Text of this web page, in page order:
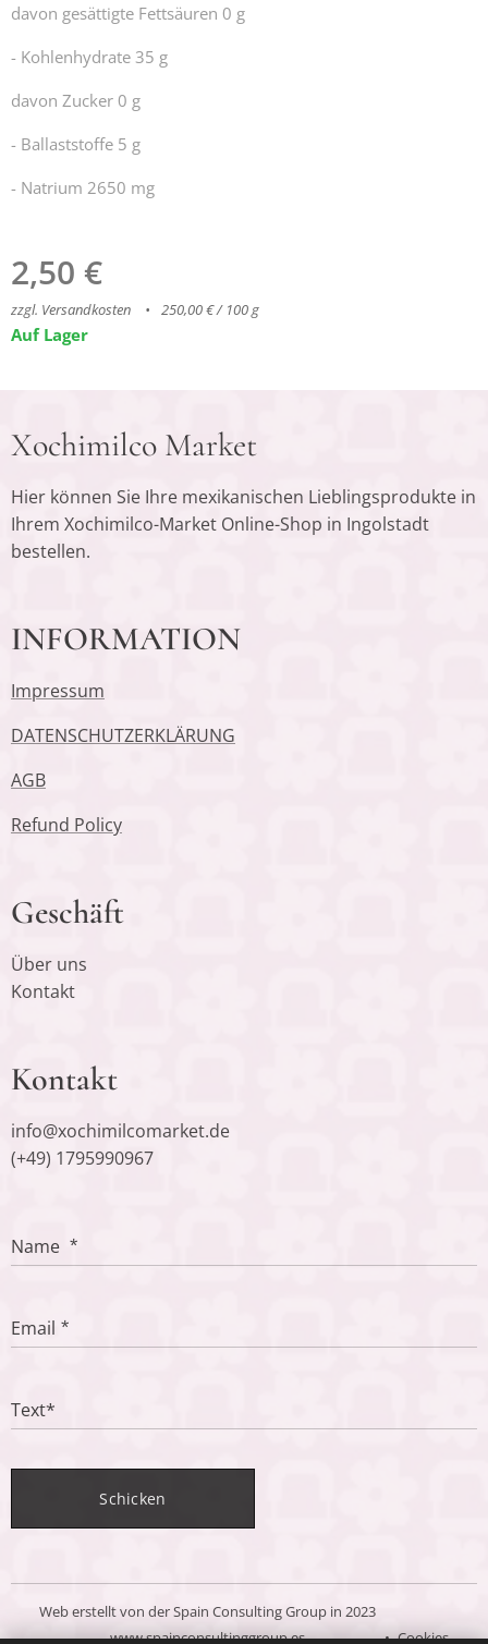
davon gesättigte Fettsäuren 0 g
- Kohlenhydrate 35 g
davon Zucker 0 g
- Ballaststoffe 5 g
- Natrium 2650 mg
2,50 €
zzgl. Versandkosten 250,00 € / 100 g
Auf Lager
Xochimilco Market
Hier können Sie Ihre mexikanischen Lieblingsprodukte in
Ihrem Xochimilco-Market Online-Shop in Ingolstadt
bestellen.
INFORMATION
Impressum
DATENSCHUTZERKLÄRUNG
AGB
Refund Policy
Geschäft
Über uns
Kontakt
Kontakt
info@xochimilcomarket.de
(+49) 1795990967
Name
Email
Text*
Schicken
Web erstellt von der Spain Consulting Group in 2023
www.spainconsultinggroup.es
Cookies